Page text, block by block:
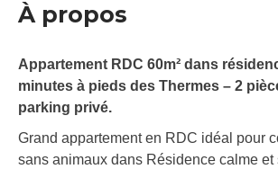
À propos
Appartement RDC 60m² dans
minutes à pieds des Thermes – 2
parking privé.
Grand appartement en RDC idéal pour
sans animaux dans Résidence calme et